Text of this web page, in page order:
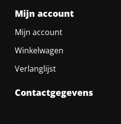
Mijn account
Mijn account
Winkelwagen
Verlanglijst
Contactgegevens